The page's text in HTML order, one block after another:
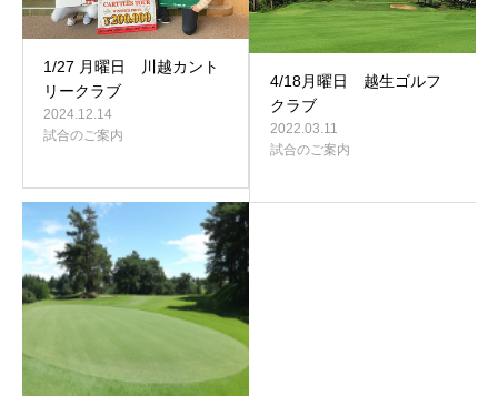
1/27 月曜日 川越カント
リークラブ
2024.12.14
試合のご案内
4/18月曜日 越生ゴルフ
クラブ
2022.03.11
試合のご案内